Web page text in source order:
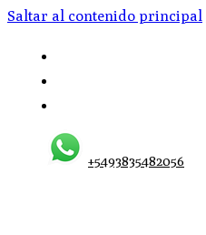
Saltar al contenido principal
+5493835482056